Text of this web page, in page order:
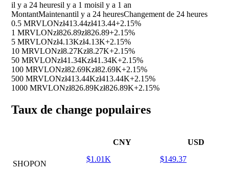
il y a 24 heuresil y a 1 moisil y a 1 an
MontantMaintenantil y a 24 heuresChangement de 24 heures
0.5 MRVLONzł413.44zł413.44+2.15%
1 MRVLONzł826.89zł826.89+2.15%
5 MRVLONzł4.13Kzł4.13K+2.15%
10 MRVLONzł8.27Kzł8.27K+2.15%
50 MRVLONzł41.34Kzł41.34K+2.15%
100 MRVLONzł82.69Kzł82.69K+2.15%
500 MRVLONzł413.44Kzł413.44K+2.15%
1000 MRVLONzł826.89Kzł826.89K+2.15%
Taux de change populaires
CNY USD
SHOPON
$1.01K $149.37